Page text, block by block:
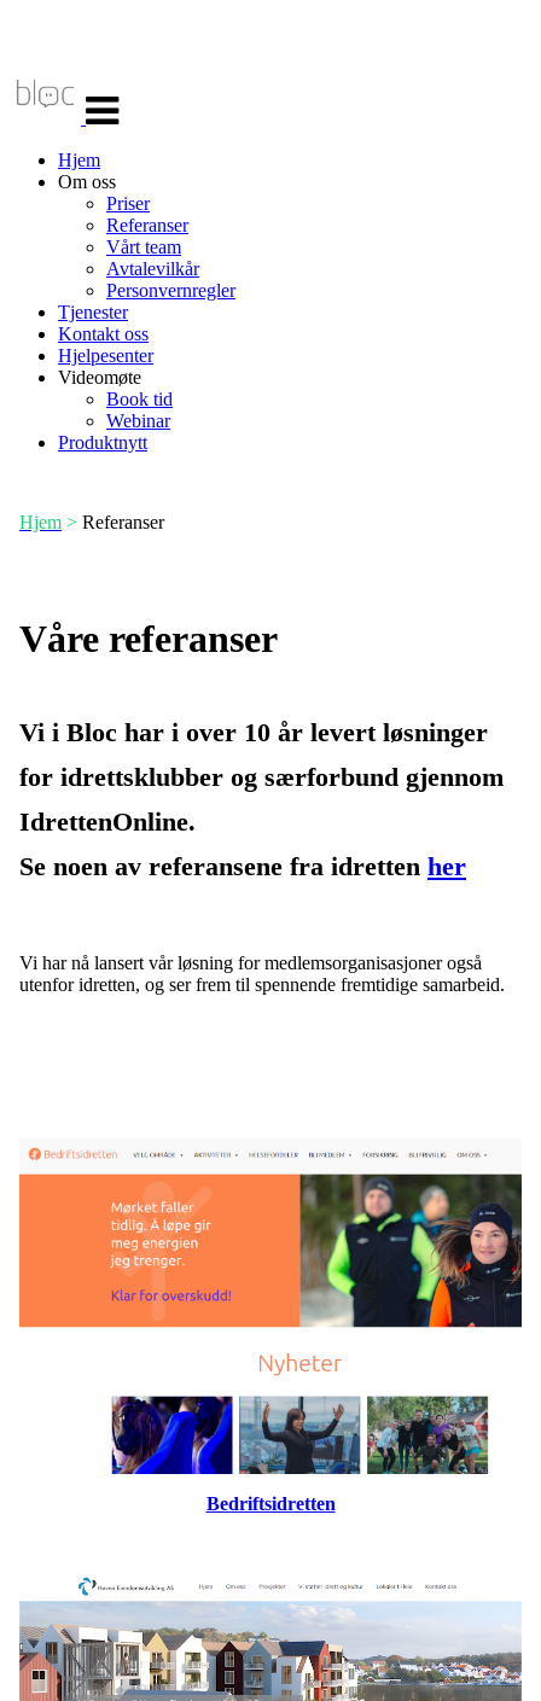
navigasjon
Hjem
Om oss
Priser
Referanser
Vårt team
Avtalevilkår
Personvernregler
Tjenester
Kontakt oss
Hjelpesenter
Videomøte
Book tid
Webinar
Produktnytt
Hjem > Referanser
Våre referanser
Vi i Bloc har i over 10 år levert løsninger
for idrettsklubber og særforbund gjennom
IdrettenOnline.
Se noen av referansene fra idretten her
Vi har nå lansert vår løsning for medlemsorganisasjoner også
utenfor idretten, og ser frem til spennende fremtidige samarbeid.
Bedriftsidretten